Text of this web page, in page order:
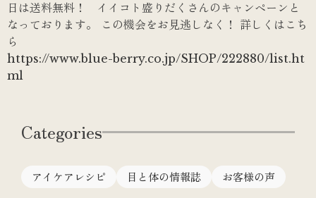
日は送料無料！ イイコト盛りだくさんのキャンペーンと
なっております。 この機会をお見逃しなく！ 詳しくはこち
ら
https://www.blue-berry.co.jp/SHOP/222880/list.ht
ml
Categories
アイケアレシピ 目と体の情報誌 お客様の声